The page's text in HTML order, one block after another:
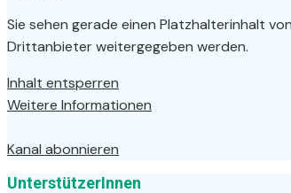
Sie sehen gerade einen Platzhalterinhalt von
Drittanbieter weitergegeben werden.
Inhalt entsperren
Weitere Informationen
Kanal abonnieren
UnterstützerInnen